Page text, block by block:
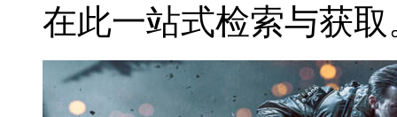
在此一站式检索与获取